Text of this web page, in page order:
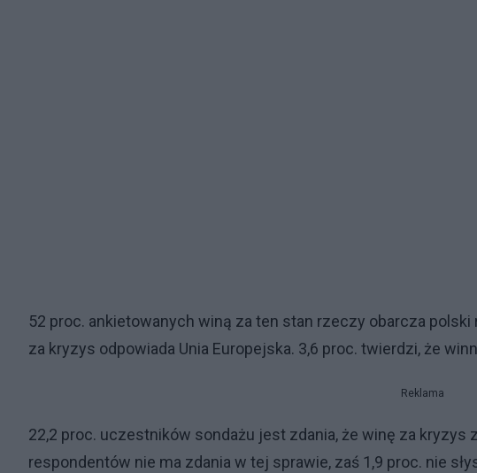
52 proc. ankietowanych winą za ten stan rzeczy obarcza
za kryzys odpowiada Unia Europejska. 3,6 proc. twierdzi, że
Reklama
22,2 proc. uczestników sondażu jest zdania, że winę za
respondentów nie ma zdania w tej sprawie, zaś 1,9 proc. nie